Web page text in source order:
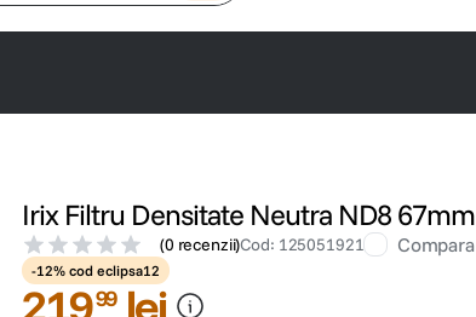
Irix Filtru Densitate Neutra ND8 67mm
(0 recenzii)Cod: 125051921 Compara
-12% cod eclipsa12
21999 lei